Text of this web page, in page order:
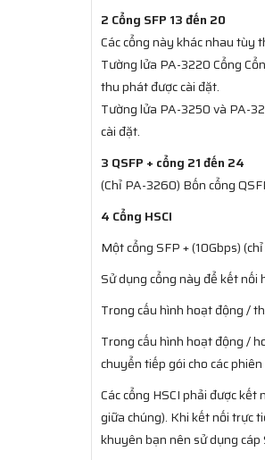
2 Cổng SFP 13 đến 20
Các cổng này khác nhau tùy
Tường lửa PA-3220 Cổng
thu phát được cài đặt.
Tường lửa PA-3250 và PA-
cài đặt.
3 QSFP + cổng 21 đến 24
(Chỉ PA-3260) Bốn cổng
4 Cổng HSCI
Một cổng SFP + (10Gbps)
Sử dụng cổng này để kết nối
Trong cấu hình hoạt động /
Trong cấu hình hoạt động /
chuyển tiếp gói cho các
Các cổng HSCI phải được
giữa chúng). Khi kết nối trực
khuyên bạn nên sử dụng cáp